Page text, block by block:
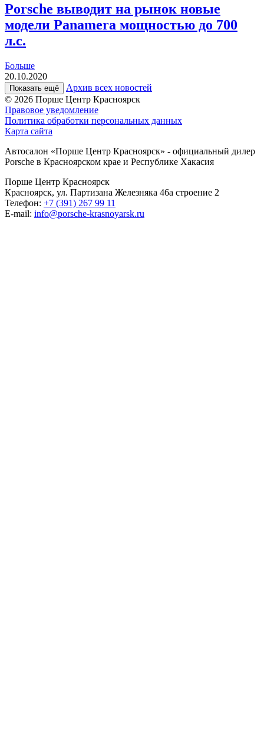
Porsche выводит на рынок новые
модели Panamera мощностью до 700
л.с.
Больше
20.10.2020
Показать ещё
Архив всех новостей
© 2026 Порше Центр Красноярск
Правовое уведомление
Политика обработки персональных данных
Карта сайта
Автосалон «Порше Центр Красноярск» - официальный дилер
Porsche в Красноярском крае и Республике Хакасия
Порше Центр Красноярск
Красноярск, ул. Партизана Железняка 46а строение 2
Телефон: +7 (391) 267 99 11
E-mail: info@porsche-krasnoyarsk.ru